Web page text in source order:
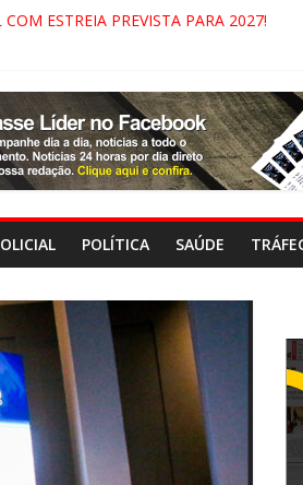
FINAL PELA FÁBRICA DA COCA-
AFIRMA PROMOTOR DO GAECO
NO FIM DE SEMANA;
POLÍTICA SAÚDE